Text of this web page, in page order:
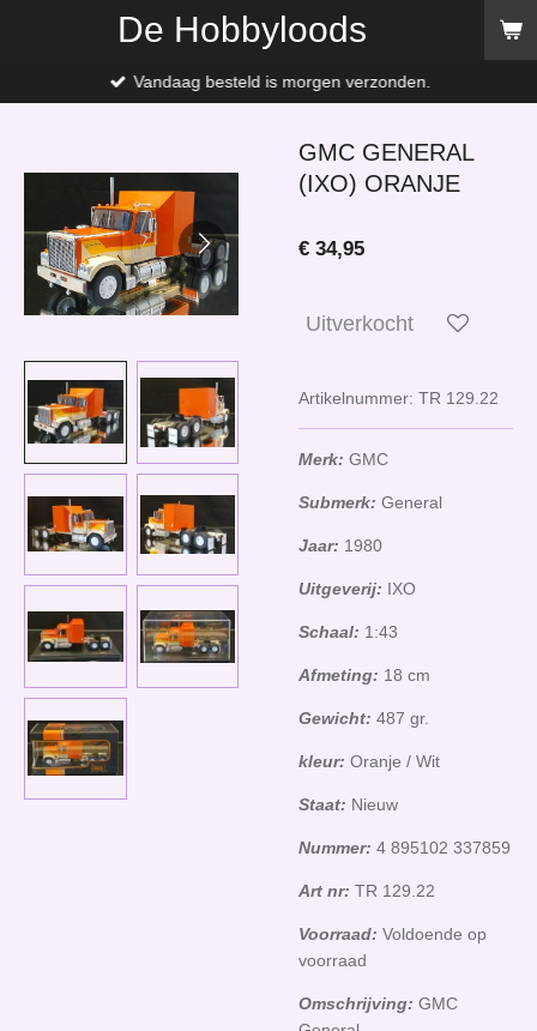
de
De Hobbyloods
Vandaag besteld is morgen verzonden.
GMC GENERAL
(IXO) ORANJE
€ 34,95
Uitverkocht
Artikelnummer: TR 129.22
Merk: GMC
Submerk: General
Jaar: 1980
Uitgeverij: IXO
Schaal: 1:43
Afmeting: 18 cm
Gewicht: 487 gr.
kleur: Oranje / Wit
Staat: Nieuw
Nummer: 4 895102 337859
Art nr: TR 129.22
Voorraad: Voldoende op
voorraad
Omschrijving: GMC